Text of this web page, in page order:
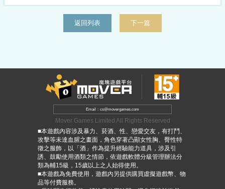
返回列表 下一篇
Email：cs@movergames.com
Mover Games Limited All Rights Reserved
■本遊戲內容涉及暴力、菸酒、性、戀愛交友，有打鬥、
攻擊等未達血腥之畫面，角色穿著凸顯女性胸、臀性特
徵之服飾，以「酒」作為提升經驗能力道具，涉及引
誘、鼓勵使用酒類之情節，依遊戲軟體分級管理辦法分
類為輔15級，15歲以上之人始得使用。
■本遊戲為免費使用，遊戲內另提供購買虛擬遊戲幣、物
品等付費服務。